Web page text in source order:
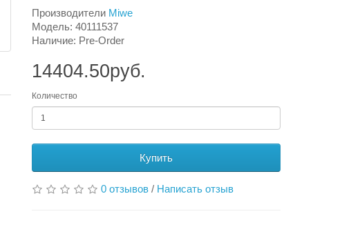
Производители Miwe
Модель: 40111537
Наличие: Pre-Order
14404.50руб.
Количество
Купить
0 отзывов / Написать отзыв